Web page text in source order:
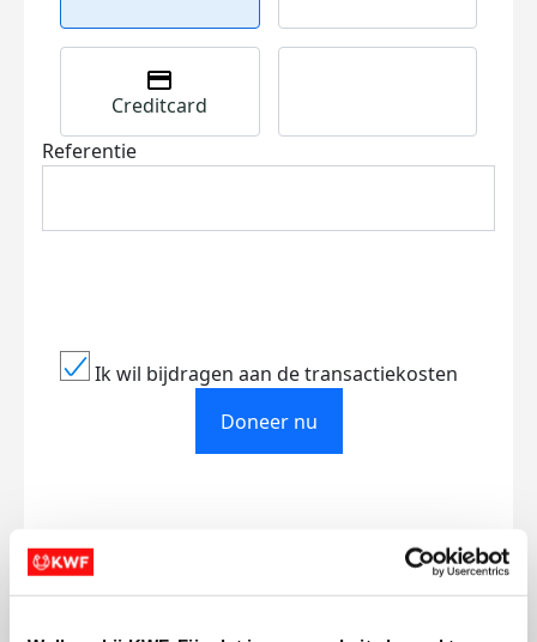
Creditcard
Referentie
Ik wil bijdragen aan de transactiekosten
Doneer nu
Opgehaald
€312
Streefbedrag
€500